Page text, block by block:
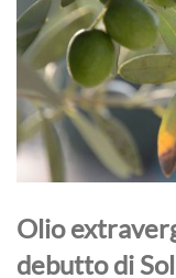
Olio
debutto di